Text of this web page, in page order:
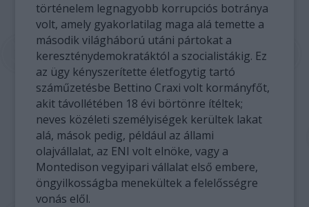
történelem legnagyobb korrupciós botránya
volt, amely gyakorlatilag maga alá temette a
második világháború utáni pártokat a
kereszténydemokratáktól a szocialistákig. Ez
az ügy kényszerítette életfogytig tartó
száműzetésbe Bettino Craxi volt kormányfőt,
akit távollétében 18 évi börtönre ítéltek;
neves közéleti személyiségek kerültek lakat
alá, mások pedig, például az állami
olajvállalat, az ENI volt elnöke, vagy a
Montedison vegyipari vállalat első embere,
öngyilkosságba menekültek a felelősségre
vonás elől.